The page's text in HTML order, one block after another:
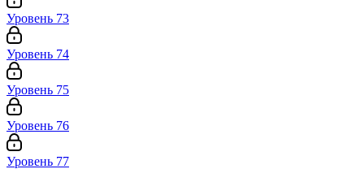
Уровень 73
Уровень 74
Уровень 75
Уровень 76
Уровень 77